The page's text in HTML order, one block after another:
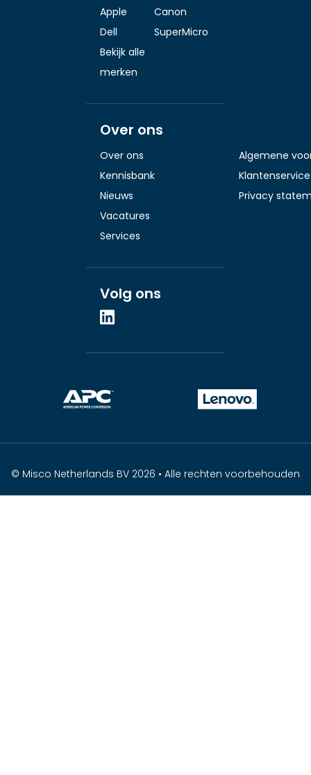
Apple
Canon
Dell
SuperMicro
Bekijk alle
merken
Over ons
Over ons
Kennisbank
Nieuws
Vacatures
Services
Algemene
Klantenservice
Privacy
Volg ons
© Misco Netherlands BV 2026 • Alle rechten voorbehouden